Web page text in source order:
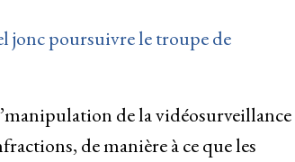
jonc poursuivre le troupe de
de la vidéosurveillance
de manière à ce que les